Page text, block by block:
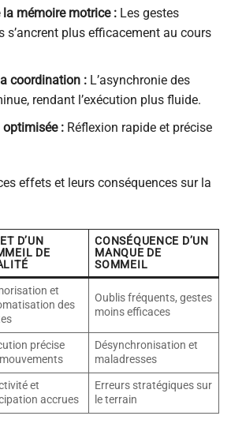
mémoire motrice :Les gestes
s’ancrent plus efficacement au cours
coordination :L’asynchronie des
rendant l’exécution plus fluide.
optimisée :Réflexion rapide et précise
effets et leurs conséquences sur la
D’UN
DE
CONSÉQUENCE D’UN
MANQUE DE
SOMMEIL
et
des
Oublis fréquents, gestes
moins efficaces
précise
Désynchronisation et
maladresses
et
accrues
Erreurs stratégiques sur
le terrain